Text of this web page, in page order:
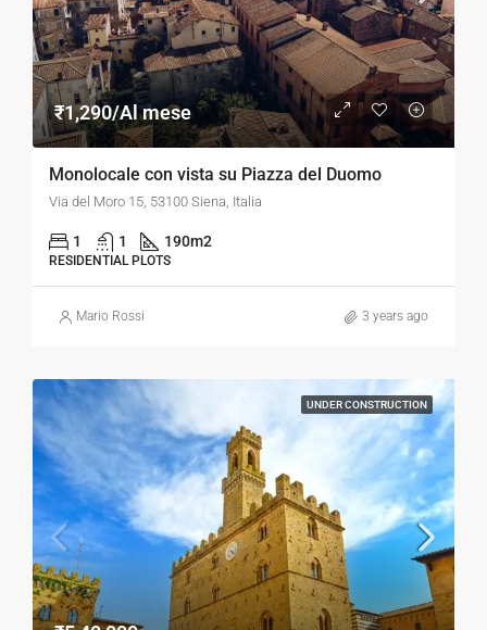
₹1,290/Al mese
Monolocale con vista su Piazza del Duomo
Via del Moro 15, 53100 Siena, Italia
1 1 190m2
RESIDENTIAL PLOTS
Mario Rossi 3 years ago
UNDER CONSTRUCTION